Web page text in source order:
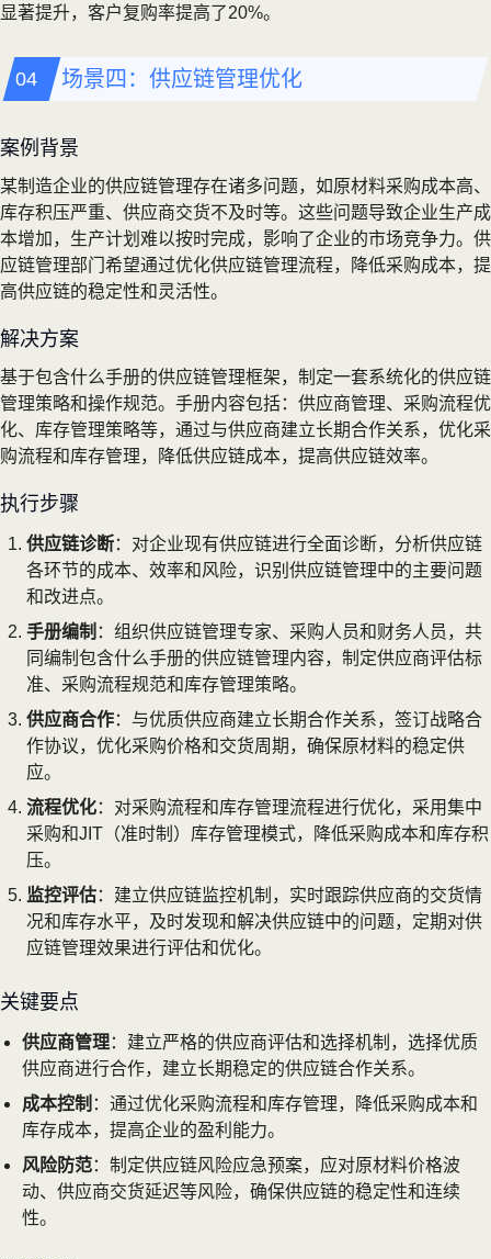
显著提升，客户复购率提高了20%。
场景四：供应链管理优化
案例背景
某制造企业的供应链管理存在诸多问题，如原材料采购成本高、
库存积压严重、供应商交货不及时等。这些问题导致企业生产成
本增加，生产计划难以按时完成，影响了企业的市场竞争力。供
应链管理部门希望通过优化供应链管理流程，降低采购成本，提
高供应链的稳定性和灵活性。
解决方案
基于包含什么手册的供应链管理框架，制定一套系统化的供应链
管理策略和操作规范。手册内容包括：供应商管理、采购流程优
化、库存管理策略等，通过与供应商建立长期合作关系，优化采
购流程和库存管理，降低供应链成本，提高供应链效率。
执行步骤
供应链诊断：对企业现有供应链进行全面诊断，分析供应链
各环节的成本、效率和风险，识别供应链管理中的主要问题
和改进点。
手册编制 ：组织供应链管理专家、采购人员和财务人员，共
同编制包含什么手册的供应链管理内容，制定供应商评估标
准、采购流程规范和库存管理策略。
供应商合作：与优质供应商建立长期合作关系，签订战略合
作协议，优化采购价格和交货周期，确保原材料的稳定供
应。
流程优化：对采购流程和库存管理流程进行优化，采用集中
采购和JIT（准时制）库存管理模式，降低采购成本和库存积
压。
监控评估：建立供应链监控机制，实时跟踪供应商的交货情
况和库存水平，及时发现和解决供应链中的问题，定期对供
应链管理效果进行评估和优化。
关键要点
供应商管理：建立严格的供应商评估和选择机制，选择优质
供应商进行合作，建立长期稳定的供应链合作关系。
成本控制 ：通过优化采购流程和库存管理，降低采购成本和
库存成本，提高企业的盈利能力。
风险防范：制定供应链风险应急预案，应对原材料价格波
动、供应商交货延迟等风险，确保供应链的稳定性和连续
性。